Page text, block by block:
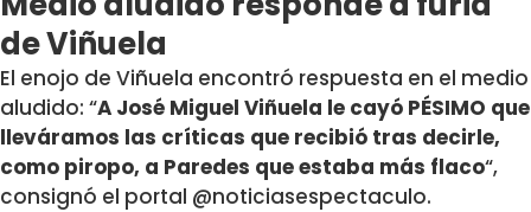
de Viñuela
El enojo de Viñuela encontró respuesta en el medio
aludido: “A José Miguel Viñuela le cayó PÉSIMO que
lleváramos las críticas que recibió tras decirle,
como piropo, a Paredes que estaba más flaco“,
consignó el portal @noticiasespectaculo.